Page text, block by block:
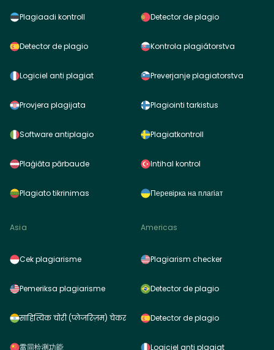
Plagiaadi kontroll
Detector de plagio
Logiciel anti plagiat
Provjera plagijata
Software antiplagio
Plaģiāta pārbaude
Plagiato tikrinimas
Detector de plagio
Kontrola plagiátorstva
Preverjanje plagiatorstva
Plagiointi tarkistus
Plagiatkontroll
Intihal kontrol
Перевірка на плагіат
Asia
Cek plagiarisme
Pemeriksa plagiarisme
साहित्यिक चोरी (प्लेजरिज़म) चेकर
雷同检测功能
Americas
Plagiarism checker
Detector de plagio
Detector de plagio
Logiciel anti plagiat